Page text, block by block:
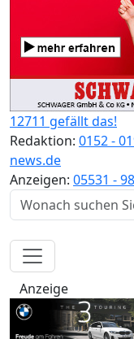
12711 gefällt das!
Redaktion: 0152 -
news.de
Anzeigen: 05531 -
Anzeige